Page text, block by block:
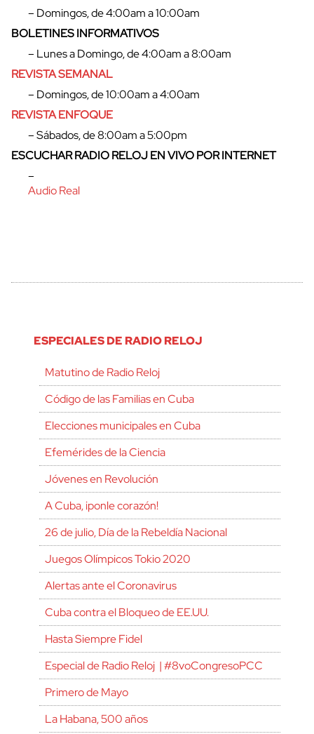
– Domingos, de 4:00am a 10:00am
BOLETINES INFORMATIVOS
– Lunes a Domingo, de 4:00am a 8:00am
REVISTA SEMANAL
– Domingos, de 10:00am a 4:00am
REVISTA ENFOQUE
– Sábados, de 8:00am a 5:00pm
ESCUCHAR RADIO RELOJ EN VIVO POR INTERNET
–
Audio Real
ESPECIALES DE RADIO RELOJ
Matutino de Radio Reloj
Código de las Familias en Cuba
Elecciones municipales en Cuba
Efemérides de la Ciencia
Jóvenes en Revolución
A Cuba, ¡ponle corazón!
26 de julio, Día de la Rebeldía Nacional
Juegos Olímpicos Tokio 2020
Alertas ante el Coronavirus
Cuba contra el Bloqueo de EE.UU.
Hasta Siempre Fidel
Especial de Radio Reloj | #8voCongresoPCC
Primero de Mayo
La Habana, 500 años